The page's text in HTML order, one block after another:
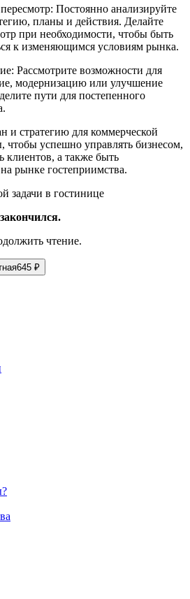
Постоянно анализируйте
планы и действия. Делайте
при необходимости, чтобы быть
к изменяющимся условиям рынка.
Рассмотрите возможности для
модернизацию или улучшение
пути для постепенного
и стратегию для коммерческой
чтобы успешно управлять бизнесом,
клиентов, а также быть
рынке гостеприимства.
задачи в гостинице
чтение.
645 ₽